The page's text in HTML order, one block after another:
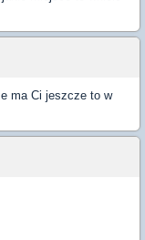
ma Ci jeszcze to w